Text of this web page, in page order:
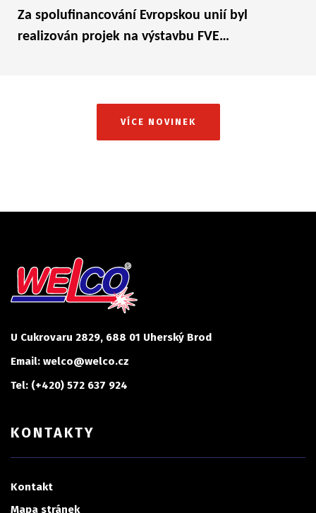
Za spolufinancování Evropskou unií byl
realizován projek na výstavbu FVE…
VÍCE NOVINEK
U Cukrovaru 2829, 688 01 Uherský Brod
Email: welco@welco.cz
Tel: (+420) 572 637 924
KONTAKTY
Kontakt
Mapa stránek